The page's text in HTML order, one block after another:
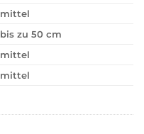
mittel
bis zu 50 cm
mittel
mittel